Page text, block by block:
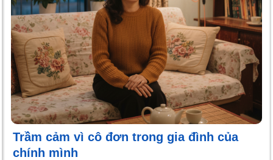
Trầm cảm vì cô đơn trong gia đình của
chính mình